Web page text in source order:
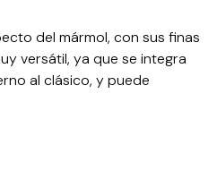
del mármol, con sus finas
versátil, ya que se integra
al clásico, y puede